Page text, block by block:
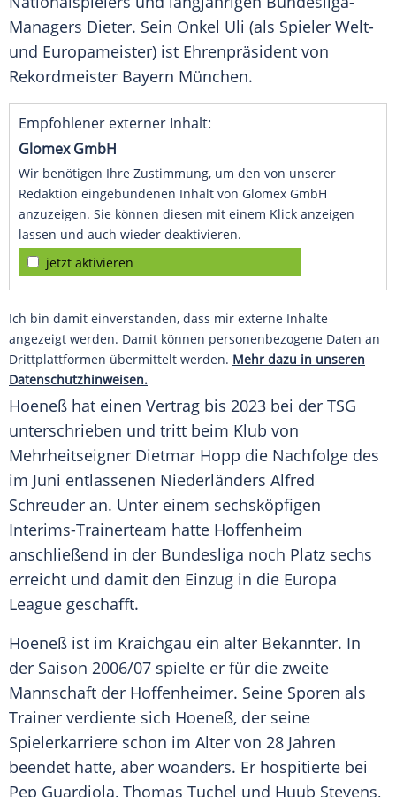
Managers Dieter. Sein Onkel Uli (als Spieler Welt-
und Europameister) ist Ehrenpräsident von
Rekordmeister Bayern München.
Empfohlener externer Inhalt:
Glomex GmbH
Wir benötigen Ihre Zustimmung, um den von unserer
Redaktion eingebundenen Inhalt von Glomex GmbH
anzuzeigen. Sie können diesen mit einem Klick anzeigen
lassen und auch wieder deaktivieren.
jetzt aktivieren
Ich bin damit einverstanden, dass mir externe Inhalte
angezeigt werden. Damit können personenbezogene Daten an
Drittplattformen übermittelt werden. Mehr dazu in unseren
Datenschutzhinweisen.
Hoeneß hat einen Vertrag bis 2023 bei der TSG
unterschrieben und tritt beim Klub von
Mehrheitseigner Dietmar Hopp die Nachfolge des
im Juni entlassenen Niederländers Alfred
Schreuder an. Unter einem sechsköpfigen
Interims-Trainerteam hatte Hoffenheim
anschließend in der Bundesliga noch Platz sechs
erreicht und damit den Einzug in die Europa
League geschafft.
Hoeneß ist im Kraichgau ein alter Bekannter. In
der Saison 2006/07 spielte er für die zweite
Mannschaft der Hoffenheimer. Seine Sporen als
Trainer verdiente sich Hoeneß, der seine
Spielerkarriere schon im Alter von 28 Jahren
beendet hatte, aber woanders. Er hospitierte bei
Pep Guardiola, Thomas Tuchel und Huub Stevens,